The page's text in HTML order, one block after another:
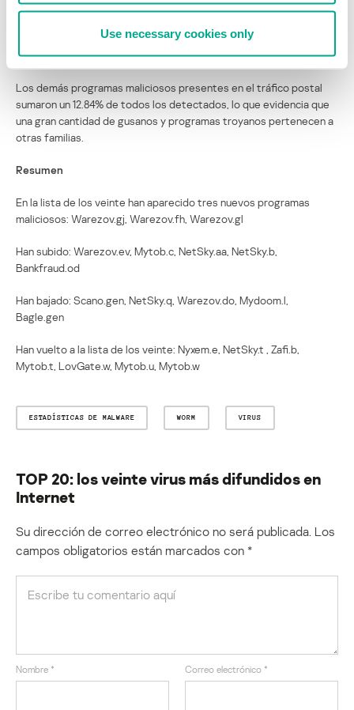
Use necessary cookies only
total de programas maliciosos en el correo electrónico. Si los
menos probable, por desgracia), puede que los viejos gusanos
NetSky.q, Zafi.b y Mytob.c aumenten sus índices de propagación.
Los demás programas maliciosos presentes en el tráfico postal
sumaron un 12.84% de todos los detectados, lo que evidencia que
una gran cantidad de gusanos y programas troyanos pertenecen a
otras familias.
Resumen
En la lista de los veinte han aparecido tres nuevos programas
maliciosos: Warezov.gj, Warezov.fh, Warezov.gl
Han subido: Warezov.ev, Mytob.c, NetSky.aa, NetSky.b,
Bankfraud.od
Han bajado: Scano.gen, NetSky.q, Warezov.do, Mydoom.l,
Bagle.gen
Han vuelto a la lista de los veinte: Nyxem.e, NetSky.t , Zafi.b,
Mytob.t, LovGate.w, Mytob.u, Mytob.w
ESTADÍSTICAS DE MALWARE WORM VIRUS
TOP 20: los veinte virus más difundidos en
Internet
Su dirección de correo electrónico no será publicada. Los
campos obligatorios están marcados con *
Nombre * Correo electrónico *